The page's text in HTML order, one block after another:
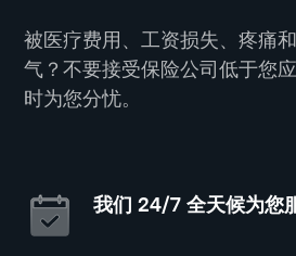
被医疗费用、工资损失、疼痛
气？不要接受保险公司低于您
时为您分忧。
我们 24/7 全天候为您